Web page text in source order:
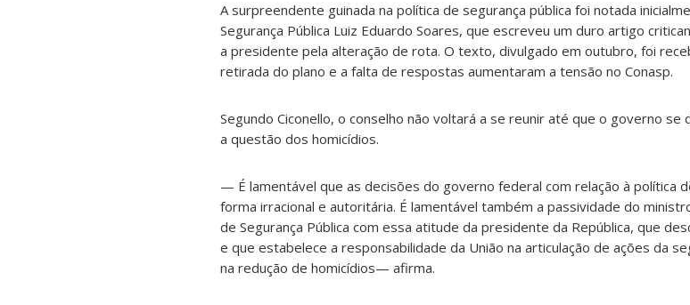
A surpreendente guinada na política de segurança pública foi notada
Segurança Pública Luiz Eduardo Soares, que escreveu um duro artigo
a presidente pela alteração de rota. O texto, divulgado em outubro, foi
retirada do plano e a falta de respostas aumentaram a tensão no Conasp.
Segundo Ciconello, o conselho não voltará a se reunir até que o governo se
a questão dos homicídios.
— É lamentável que as decisões do governo federal com relação à política
forma irracional e autoritária. É lamentável também a passividade do
de Segurança Pública com essa atitude da presidente da República, que
e que estabelece a responsabilidade da União na articulação de ações da
na redução de homicídios— afirma.